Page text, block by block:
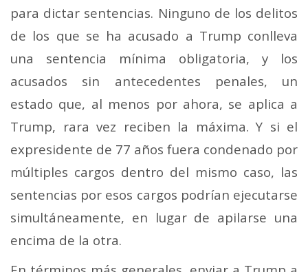
para dictar sentencias. Ninguno de los delitos
de los que se ha acusado a Trump conlleva
una sentencia mínima obligatoria, y los
acusados sin antecedentes penales, un
estado que, al menos por ahora, se aplica a
Trump, rara vez reciben la máxima. Y si el
expresidente de 77 años fuera condenado por
múltiples cargos dentro del mismo caso, las
sentencias por esos cargos podrían ejecutarse
simultáneamente, en lugar de apilarse una
encima de la otra.